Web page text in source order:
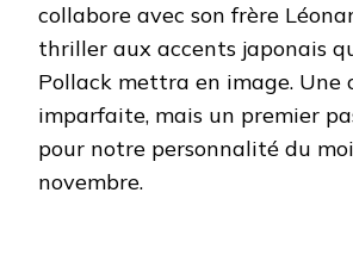
collabore avec son frère
thriller aux accents japonais
Pollack mettra en image.
imparfaite, mais un premier
pour notre personnalité du
novembre.